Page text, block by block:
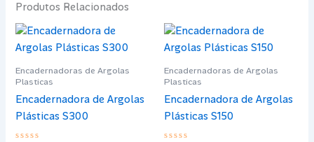
Produtos Relacionados
Encadernadoras de Argolas
Plasticas
Encadernadora de Argolas
Plásticas S300
Encadernadoras de Argolas
Plasticas
Encadernadora de Argolas
Plásticas S150